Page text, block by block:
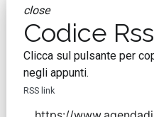
close
Codice Rss
Clicca sul pulsante per
negli appunti.
RSS link